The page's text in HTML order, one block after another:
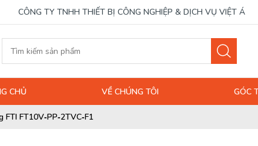
CÔNG TY TNHH THIẾT BỊ CÔNG NGHIỆP & DỊCH VỤ VIỆT Á
CHỦ VỀ CHÚNG TÔI GÓC
FTI FT10V‐PP‐2TVC‐F1